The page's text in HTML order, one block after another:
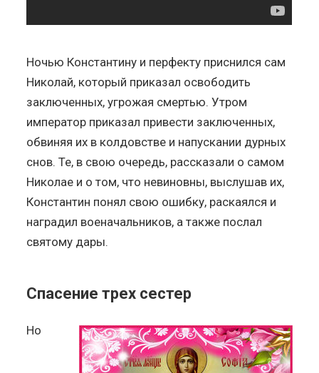
Ночью Константину и перфекту приснился сам
Николай, который приказал освободить
заключенных, угрожая смертью. Утром
император приказал привести заключенных,
обвиняя их в колдовстве и напускании дурных
снов. Те, в свою очередь, рассказали о самом
Николае и о том, что невиновны, выслушав их,
Константин понял свою ошибку, раскаялся и
наградил военачальников, а также послал
святому дары.
Спасение трех сестер
Но